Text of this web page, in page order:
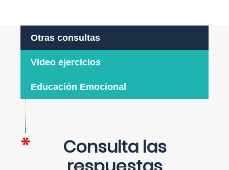
Otras consultas
Video ejercicios
Educación Emocional
Consulta las